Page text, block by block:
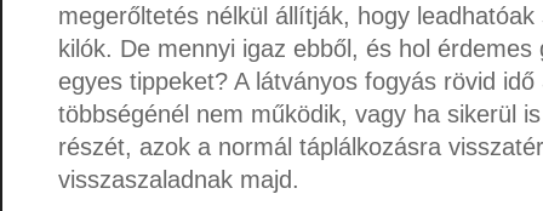
megerőltetés nélkül állítják, hogy
kilók. De mennyi igaz ebből, és hol
egyes tippeket? A látványos fogyás rövid
többségénél nem működik, vagy ha sikerül
részét, azok a normál táplálkozásra
visszaszaladnak majd.